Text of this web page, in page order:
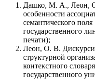
Дашко, М. А., Леон,
особенности
семантического
государственного
печати);
Леон, О. В.
структурной
контекстного
государственного